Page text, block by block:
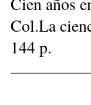
Col.La
144 p.